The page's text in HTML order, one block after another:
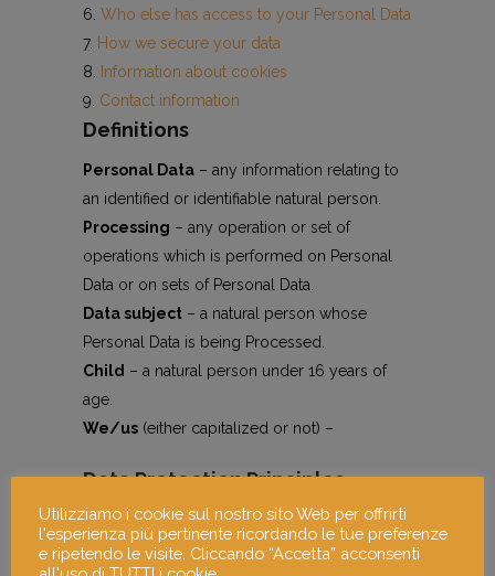
Who else has access to your Personal Data
How we secure your data
Information about cookies
Contact information
Definitions
Personal Data– any information relating to
an identified or identifiable natural person.
Processing – any operation or set of
operations which is performed on Personal
Data or on sets of Personal Data.
Data subject– a natural person whose
Personal Data is being Processed.
Child – a natural person under 16 years of
age.
We/us(either capitalized or not) –
Data Protection Principles
We promise to follow the following data
protection principles:
Utilizziamo i cookie sul nostro sito Web per offrirti
l'esperienza più pertinente ricordando le tue preferenze
e ripetendo le visite. Cliccando “Accetta” acconsenti